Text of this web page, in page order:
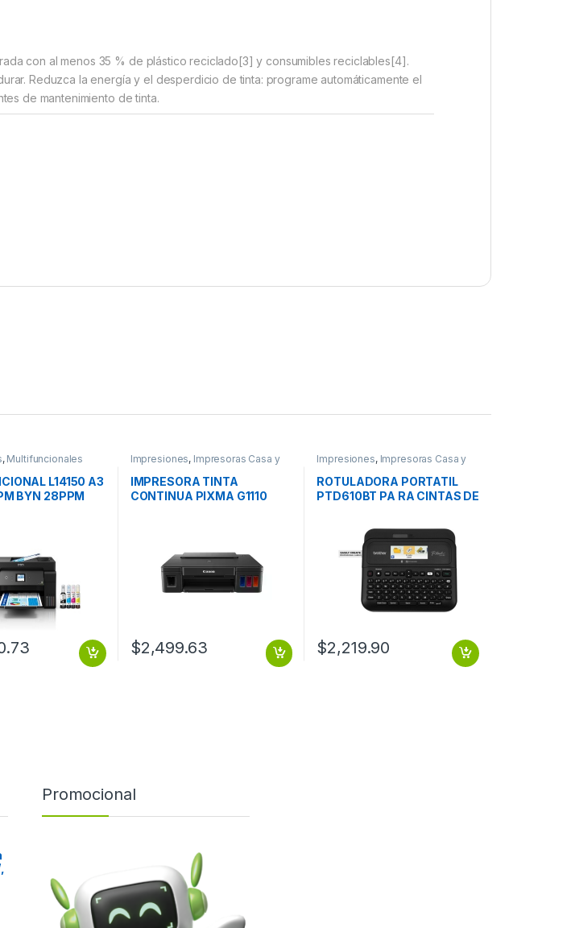
con al menos 35 % de plástico reciclado[3] y consumibles reciclables[4].
Reduzca la energía y el desperdicio de tinta: programe automáticamente el
de mantenimiento de tinta.
, Multifuncionales
L14150 A3
BYN 28PPM
Impresiones, Impresoras Casa y
Oficina
IMPRESORA TINTA
CONTINUA PIXMA G1110
$2,499.63
Impresiones, Impresoras Casa y
Oficina
ROTULADORA PORTATIL
PTD610BT PA RA CINTAS DE
$2,219.90
Promocional